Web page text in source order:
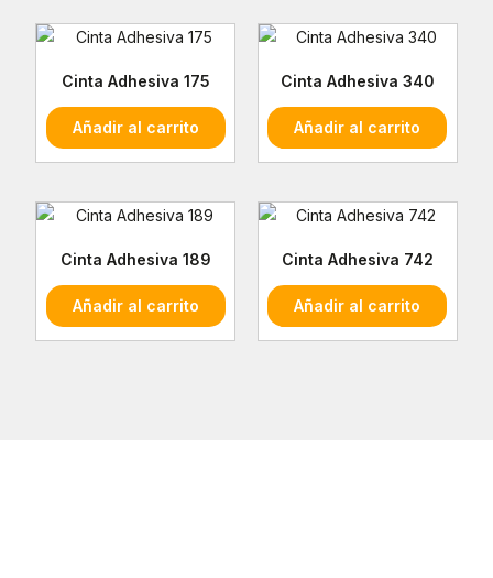
Cinta Adhesiva 175
Añadir al carrito
Cinta Adhesiva 340
Añadir al carrito
Cinta Adhesiva 189
Añadir al carrito
Cinta Adhesiva 742
Añadir al carrito